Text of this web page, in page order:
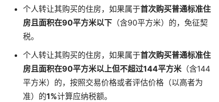
个人转让其购买的住房，如果属于首次购买普通标准住
房且面积在90平方米以下 （含90平方米）的，免征契
税。
个人转让其购买的住房，如果属于首次购买普通标准住
房且面积在90平方米以上但不超过144平方米（含144
平方米）的，按照交易价格或者评估价格（以高者为
准）的1%计算应纳税额。